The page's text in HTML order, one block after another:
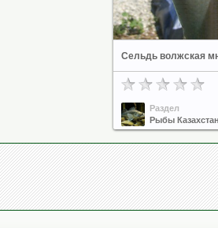
Сельдь волжская
Раздел
Рыбы